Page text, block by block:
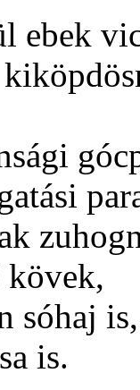
ebek
kövek,
sóhaj is,
is.